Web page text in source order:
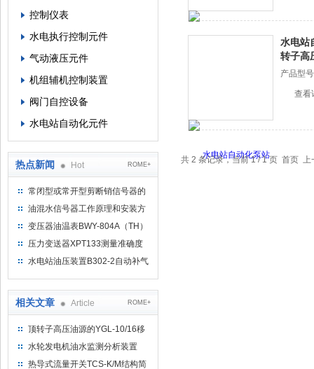
控制仪表
水电执行控制元件
气动液压元件
机组辅机控制装置
阀门自控设备
水电站自动化元件
热点新闻 Hot ROME+
常闭型或常开型剪断销信号器的
工作原理
油混水信号器工作原理和安装方
式
变压器油温表BWY-804A（TH）
测量范围
压力变送器XPT133测量准确度
不高是什么原因导致的？
水电站油压装置B302-2自动补气
相关文章 Article ROME+
顶转子高压油源的YGL-10/16移
动式高压油泵的工作原理
水轮发电机油水监测分析装置
WIO22-3000-WW/2油混水传感
热导式流量开关TCS-K/M结构简
水电站
转子高
产品型
查看
共 2 条记录，当前 1 / 1 页 首页